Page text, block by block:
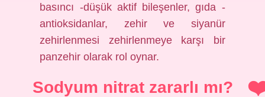
basıncı -düşük aktif bileşenler, gıda -
antioksidanlar, zehir ve siyanür
zehirlenmesi zehirlenmeye karşı bir
panzehir olarak rol oynar.
Sodyum nitrat zararlı mı?